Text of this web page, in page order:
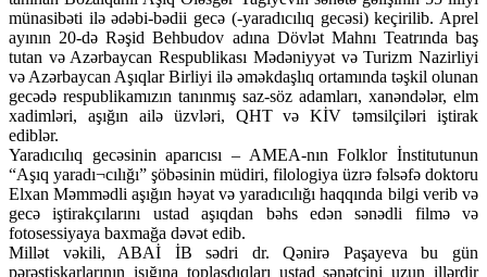
münasibəti ilə ədəbi-bədii gecə (-yaradıcılıq gecəsi) keçirilib. Aprel
ayının 20-də Rəşid Behbudov adına Dövlət Mahnı Teatrında baş
tutan və Azərbaycan Respublikası Mədəniyyət və Turizm Nazirliyi
və Azərbaycan Aşıqlar Birliyi ilə əməkdaşlıq ortamında təşkil olunan
gecədə respublikamızın tanınmış saz-söz adamları, xanəndələr, elm
xadimləri, aşığın ailə üzvləri, QHT və KİV təmsilçiləri iştirak
ediblər.
Yaradıcılıq gecəsinin aparıcısı – AMEA-nın Folklor İnstitutunun
“Aşıq yaradı¬cılığı” şöbəsinin müdiri, filologiya üzrə fəlsəfə doktoru
Elxan Məmmədli aşığın həyat və yaradıcılığı haqqında bilgi verib və
gecə iştirakçılarını ustad aşıqdan bəhs edən sənədli filmə və
fotosessiyaya baxmağa dəvət edib.
Millət vəkili, ABAİ İB sədri dr. Qənirə Paşayeva bu gün
pərəstişkarlarının işığına toplaşdıqları ustad sənətçini uzun illərdir